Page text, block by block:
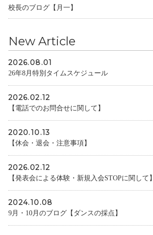
校長のブログ【月一】
New Article
2026.08.01
26年8月特別タイムスケジュール
2026.02.12
【電話でのお問合せに関して】
2020.10.13
【休会・退会・注意事項】
2026.02.12
【発表会による体験・新規入会STOPに関して】
2024.10.08
9月・10月のブログ【ダンスの採点】